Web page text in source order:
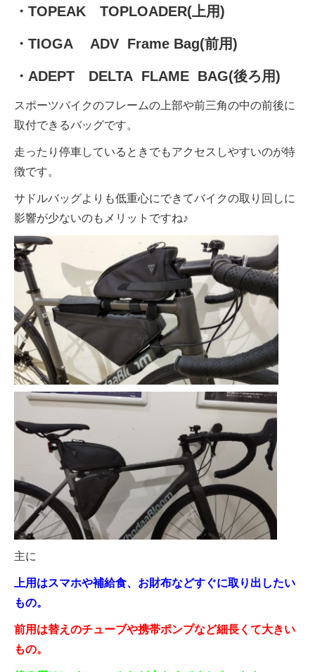
募集中の求人情報
法人様
法人様向け割引
その他
お問い合わせ
会社概要
個人情報保護
・TOPEAK TOPLOADER(上用)
・TIOGA ADV Frame Bag(前用)
・ADEPT DELTA FLAME BAG(後ろ用)
スポーツバイクのフレームの上部や前三角の中の前後に
取付できるバッグです。
走ったり停車しているときでもアクセスしやすいのが特
徴です。
サドルバッグよりも低重心にできてバイクの取り回しに
影響が少ないのもメリットですね♪
主に
上用はスマホや補給食、お財布などすぐに取り出したい
もの。
前用は替えのチューブや携帯ポンプなど細長くて大きい
もの。